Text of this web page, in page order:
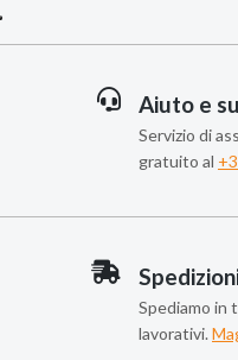
Aiuto e
Servizio di
gratuito al
Spediamo in
lavorativi.